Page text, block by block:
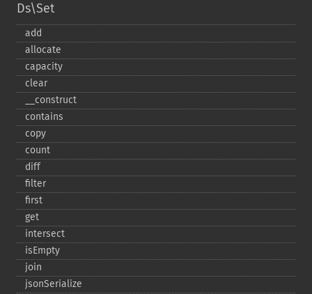
Ds\Set
add
allocate
capacity
clear
_​_​construct
contains
copy
count
diff
filter
first
get
intersect
isEmpty
join
jsonSerialize